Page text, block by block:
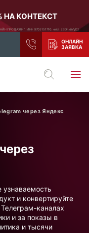
НА КОНТЕКСТ
ПРОДАЖИ". ИНН 9705151710. erid: 2SDnjdiVyD2
через Яндекс
узнаваемость
и конвертируйте
каналах
и за показы в
и тысячи